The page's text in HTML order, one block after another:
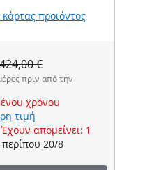
προϊόντος
€
πριν από την
χρόνου
τιμή
απομείνει: 1
περίπου 20/8